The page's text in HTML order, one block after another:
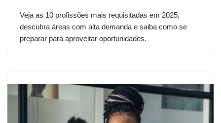
Veja as 10 profissões mais requisitadas em 2025,
descubra áreas com alta demanda e saiba como se
preparar para aproveitar oportunidades.